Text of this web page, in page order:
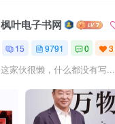
枫叶电子书网
15 9791 0 3
这家伙很懒，什么都没有写...